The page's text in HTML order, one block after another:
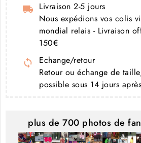
Livraison 2-5 jours
Nous expédions vos colis
mondial relais - Livraison
150€
Echange/retour
Retour ou échange de
possible sous 14 jours
plus de 700 photos de